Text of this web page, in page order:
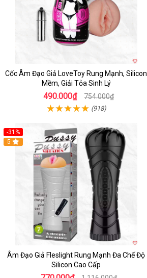
Cốc Âm Đạo Giả LoveToy Rung Mạnh, Silicon
Mềm, Giải Tỏa Sinh Lý
490.000₫ 754.000₫
(918)
-31%
5
Âm Đạo Giả Fleslight Rung Mạnh Đa Chế Độ
Silicon Cao Cấp